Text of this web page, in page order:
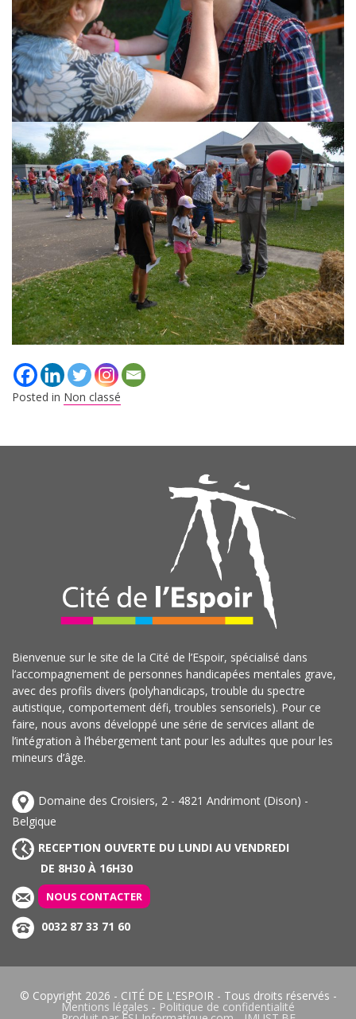
Posted in Non classé
Bienvenue sur le site de la Cité de l’Espoir, spécialisé dans
l’accompagnement de personnes handicapées mentales grave,
avec des profils divers (polyhandicaps, trouble du spectre
autistique, comportement défi, troubles sensoriels). Pour ce
faire, nous avons développé une série de services allant de
l’intégration à l’hébergement tant pour les adultes que pour les
mineurs d’âge.
Domaine des Croisiers, 2 - 4821 Andrimont (Dison) -
Belgique
RECEPTION OUVERTE DU LUNDI AU VENDREDI
DE 8H30 À 16H30
NOUS CONTACTER
0032 87 33 71 60
© Copyright 2026 - CITÉ DE L'ESPOIR- Tous droits réservés -
Mentions légales - Politique de confidentialité